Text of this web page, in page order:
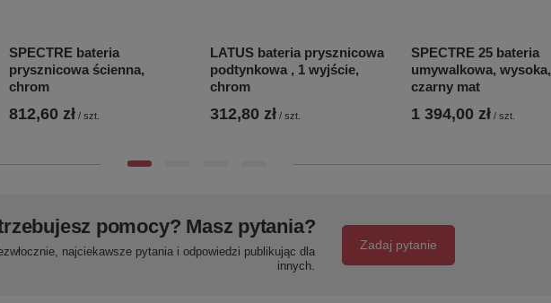
SPECTRE bateria
prysznicowa ścienna,
chrom
812,60 zł / szt.
LATUS bateria prysznicowa
podtynkowa , 1 wyjście,
chrom
312,80 zł / szt.
SPECTRE 25 bateria
umywalkowa, wysoka,
czarny mat
1 394,00 zł / szt.
pomocy? Masz pytania?
najciekawsze pytania i odpowiedzi publikując dla
innych.
Zadaj pytanie